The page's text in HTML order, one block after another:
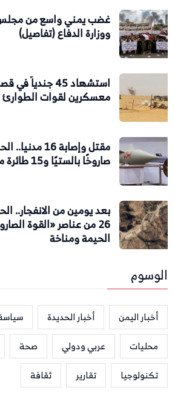
غضب يمني واسع من مجلس
ووزارة الدفاع (تفاصيل)
استشهاد 45
معسكرين لقوات
صاروخًا بالستيًا و15 طائرة مسيرة على مأرب
بعد يومين من الانفجار..
26 من عناصر «القوة
الحيمة ومناخة
الوسوم
أخبار اليمن أخبار الحديدة
محليات
عربي ودولي صحة
تكنولوجيا
تقارير ثقافة